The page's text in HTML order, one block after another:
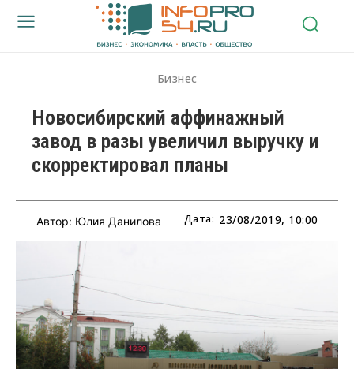
Бизнес
Новосибирский аффинажный
завод в разы увеличил выручку и
скорректировал планы
Автор: Юлия Данилова Дата: 23/08/2019, 10:00